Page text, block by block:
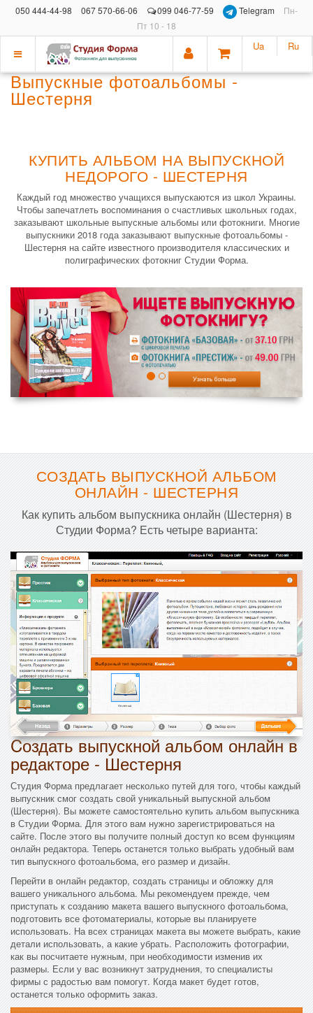
050 444-44-98 067 570-66-06 099 046-77-59 Telegram
Пн-
Пт 10 - 18
Показать
меню
Ua Ru
Выпускные фотоальбомы -
Шестерня
КУПИТЬ АЛЬБОМ НА ВЫПУСКНОЙ
НЕДОРОГО - ШЕСТЕРНЯ
Каждый год множество учащихся выпускаются из школ Украины.
Чтобы запечатлеть воспоминания о счастливых школьных годах,
заказывают школьные выпускные альбомы или фотокниги. Многие
выпускники 2018 года заказывают выпускные фотоальбомы -
Шестерня на сайте известного производителя классических и
полиграфических фотокниг Студии Форма.
СОЗДАТЬ ВЫПУСКНОЙ АЛЬБОМ
ОНЛАЙН - ШЕСТЕРНЯ
Как купить альбом выпускника онлайн (Шестерня) в
Студии Форма? Есть четыре варианта:
Cоздать выпускной альбом онлайн в
редакторе - Шестерня
Студия Форма предлагает несколько путей для того, чтобы каждый
выпускник смог создать свой уникальный выпускной альбом
(Шестерня). Вы можете самостоятельно купить альбом выпускника
в Студии Форма. Для этого вам нужно зарегистрироваться на
сайте. После этого вы получите полный доступ ко всем функциям
онлайн редактора. Теперь останется только выбрать удобный вам
тип выпускного фотоальбома, его размер и дизайн.
Перейти в онлайн редактор, создать страницы и обложку для
вашего уникального альбома. Мы рекомендуем прежде, чем
приступать к созданию макета вашего выпускного фотоальбома,
подготовить все фотоматериалы, которые вы планируете
использовать. На всех страницах макета вы можете выбрать, какие
детали использовать, а какие убрать. Расположить фотографии,
как вы посчитаете нужным, при необходимости изменив их
размеры. Если у вас возникнут затруднения, то специалисты
фирмы с радостью вам помогут. Когда макет будет готов,
останется только оформить заказ.